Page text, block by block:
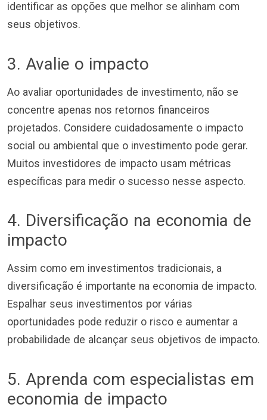
identificar as opções que melhor se alinham com
seus objetivos.
3. Avalie o impacto
Ao avaliar oportunidades de investimento, não se
concentre apenas nos retornos financeiros
projetados. Considere cuidadosamente o impacto
social ou ambiental que o investimento pode gerar.
Muitos investidores de impacto usam métricas
específicas para medir o sucesso nesse aspecto.
4. Diversificação na economia de
impacto
Assim como em investimentos tradicionais, a
diversificação é importante na economia de impacto.
Espalhar seus investimentos por várias
oportunidades pode reduzir o risco e aumentar a
probabilidade de alcançar seus objetivos de impacto.
5. Aprenda com especialistas em
economia de impacto